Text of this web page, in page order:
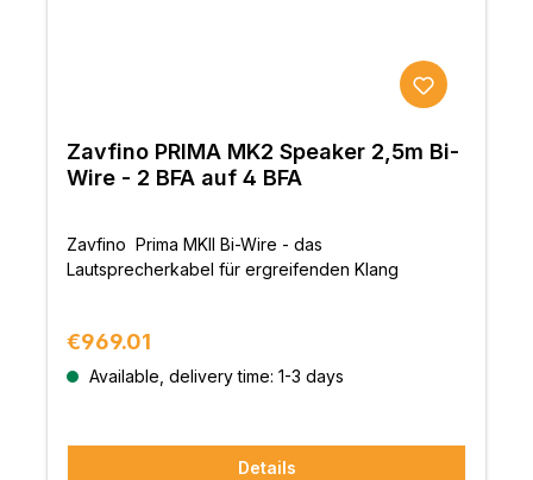
Zavfino PRIMA MK2 Speaker 2,5m Bi-
Wire - 2 BFA auf 4 BFA
Zavfino Prima MKII Bi-Wire - das
Lautsprecherkabel für ergreifenden Klang
Regular price:
€969.01
Available, delivery time: 1-3 days
Details